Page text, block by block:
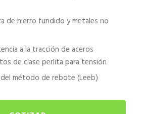
de hierro fundido y metales no
a la tracción de aceros
de clase perlita para tensión
método de rebote (Leeb)